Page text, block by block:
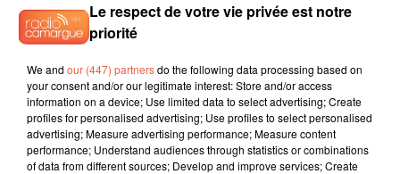
Le respect de votre vie privée est notre
priorité
We and our (447) partnersdo the following data processing based on
your consent and/or our legitimate interest: Store and/or access
information on a device; Use limited data to select advertising; Create
profiles for personalised advertising; Use profiles to select personalised
advertising; Measure advertising performance; Measure content
performance; Understand audiences through statistics or combinations
of data from different sources; Develop and improve services; Create